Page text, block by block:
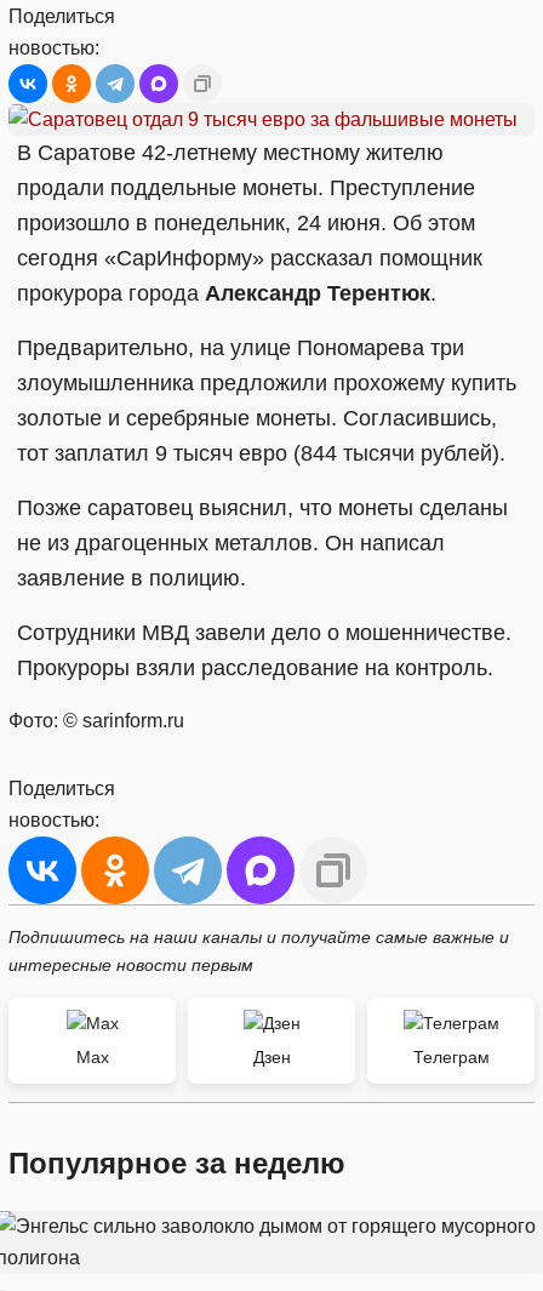
Поделиться
новостью:
В Саратове 42-летнему местному жителю
продали поддельные монеты. Преступление
произошло в понедельник, 24 июня. Об этом
сегодня «СарИнформу» рассказал помощник
прокурора города Александр Терентюк.
Предварительно, на улице Пономарева три
злоумышленника предложили прохожему купить
золотые и серебряные монеты. Согласившись,
тот заплатил 9 тысяч евро (844 тысячи рублей).
Позже саратовец выяснил, что монеты сделаны
не из драгоценных металлов. Он написал
заявление в полицию.
Сотрудники МВД завели дело о мошенничестве.
Прокуроры взяли расследование на контроль.
Фото: © sarinform.ru
Поделиться
новостью:
Подпишитесь на наши каналы и получайте самые важные и
интересные новости первым
Max Дзен Телеграм
Популярное за неделю